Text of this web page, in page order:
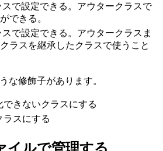
で設定できる。アウタークラスで
できる。
で設定できる。アウタークラスま
ラスを継承したクラスで使うこと
な修飾子があります。
できないクラスにする
ラスにする
イルで管理する